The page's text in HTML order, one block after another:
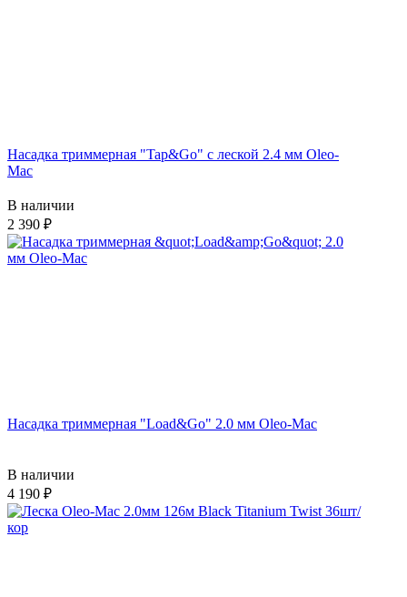
Насадка триммерная "Tap&Go" c леской 2.4 мм Oleo-
Mac
В наличии
2 390
Насадка триммерная "Load&Go" 2.0 мм Oleo-Mac
В наличии
4 190